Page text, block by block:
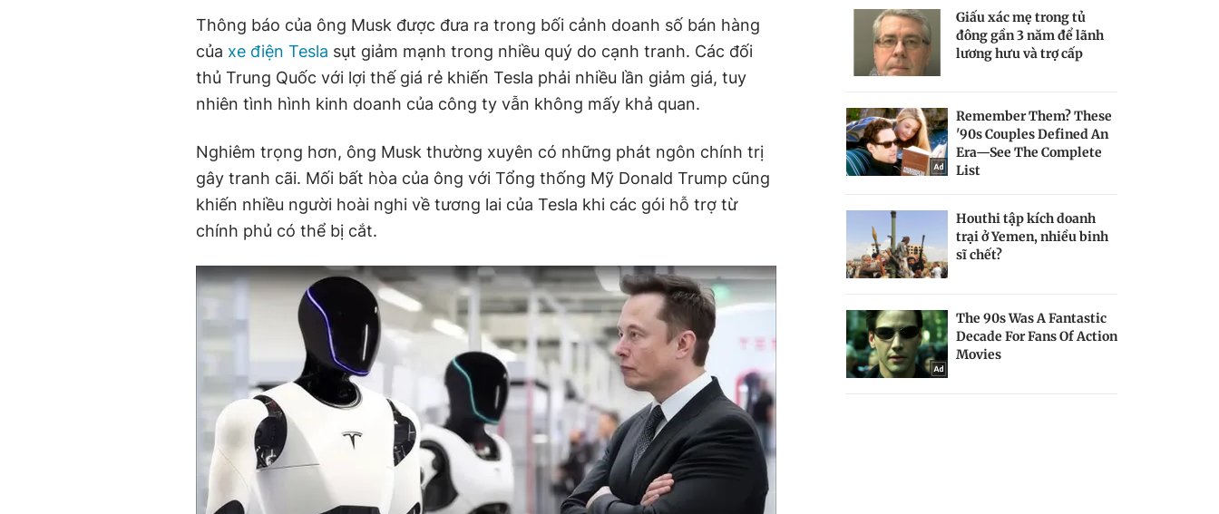
Thông báo của ông Musk được đưa ra trong bối cảnh doanh số bán hàng
của xe điện Tesla sụt giảm mạnh trong nhiều quý do cạnh tranh. Các đối
thủ Trung Quốc với lợi thế giá rẻ khiến Tesla phải nhiều lần giảm giá, tuy
nhiên tình hình kinh doanh của công ty vẫn không mấy khả quan.
Nghiêm trọng hơn, ông Musk thường xuyên có những phát ngôn chính trị
gây tranh cãi. Mối bất hòa của ông với Tổng thống Mỹ Donald Trump cũng
khiến nhiều người hoài nghi về tương lai của Tesla khi các gói hỗ trợ từ
chính phủ có thể bị cắt.